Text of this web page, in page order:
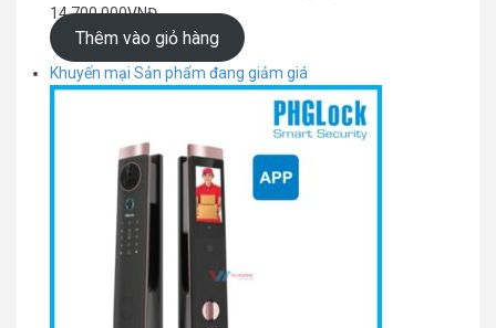
14.700.000VNĐ.
Thêm vào giỏ hàng
Khuyến mại Sản phẩm đang giảm giá